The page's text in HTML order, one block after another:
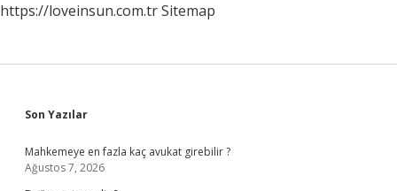
https://loveinsun.com.trSitemap
Sidebar
Son Yazılar
Mahkemeye en fazla kaç avukat girebilir ?
Ağustos 7, 2026